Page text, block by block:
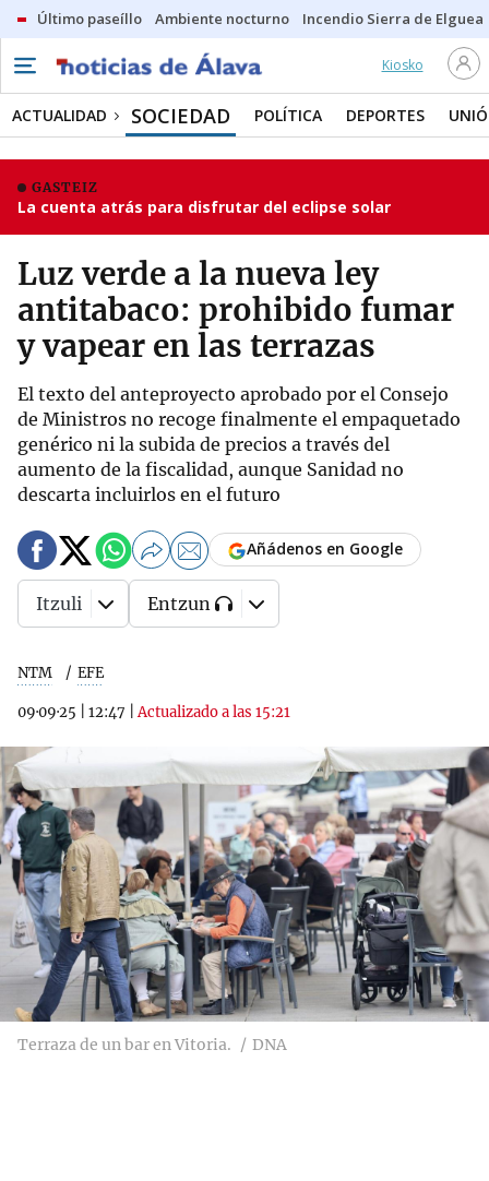
Último paseíllo Ambiente nocturno Incendio Sierra de Elguea
Kiosko
ACTUALIDAD SOCIEDAD POLÍTICA DEPORTES
GASTEIZ
La cuenta atrás para disfrutar del eclipse solar
Luz verde a la nueva ley
antitabaco: prohibido fumar
y vapear en las terrazas
El texto del anteproyecto aprobado por el Consejo
de Ministros no recoge finalmente el empaquetado
genérico ni la subida de precios a través del
aumento de la fiscalidad, aunque Sanidad no
descarta incluirlos en el futuro
NTM EFE
09·09·25 12:47 |Actualizado a las 15:21
Añádenos en Google
Itzuli Entzun
Terraza de un bar en Vitoria. DNA